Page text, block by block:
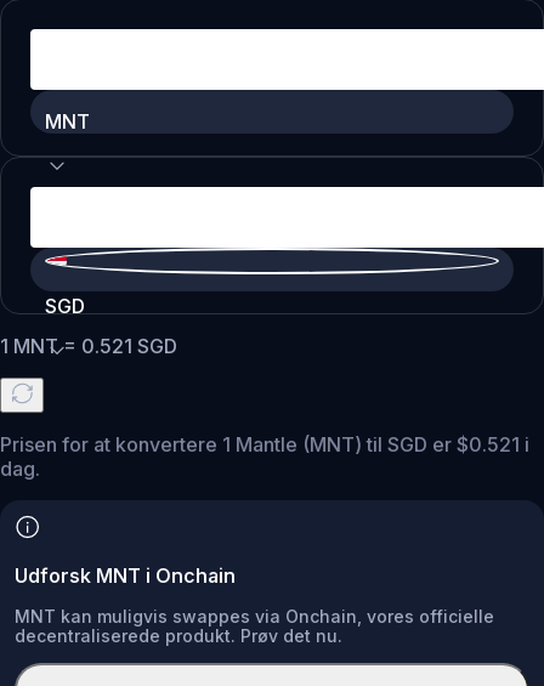
MNT
SGD
1 MNT= 0.521 SGD
Prisen for at konvertere 1 Mantle (MNT) til SGD er $0.521 i
dag.
Udforsk MNT i Onchain
MNT kan muligvis swappes via Onchain, vores officielle
decentraliserede produkt. Prøv det nu.